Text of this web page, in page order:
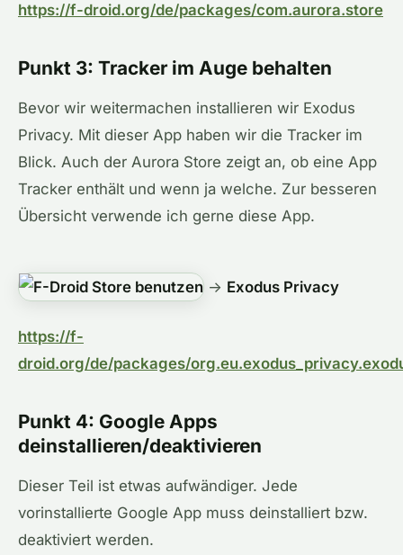
https://f-droid.org/de/packages/com.aurora.store
Punkt 3: Tracker im Auge behalten
Bevor wir weitermachen installieren wir Exodus
Privacy. Mit dieser App haben wir die Tracker im
Blick. Auch der Aurora Store zeigt an, ob eine App
Tracker enthält und wenn ja welche. Zur besseren
Übersicht verwende ich gerne diese App.
→ Exodus Privacy
https://f-
droid.org/de/packages/
Punkt 4: Google Apps
deinstallieren/deaktivieren
Dieser Teil ist etwas aufwändiger. Jede
vorinstallierte Google App muss deinstalliert bzw.
deaktiviert werden.